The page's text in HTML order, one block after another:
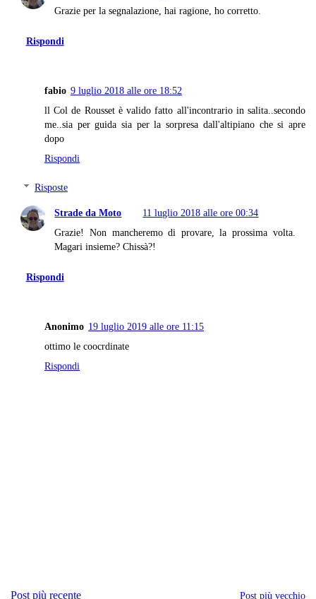
Grazie per la segnalazione, hai ragione, ho corretto.
Rispondi
fabio 9 luglio 2018 alle ore 18:52
ll Col de Rousset è valido fatto all'incontrario in salita..secondo
me..sia per guida sia per la sorpresa dall'altipiano che si apre
dopo
Rispondi
Risposte
Strade da Moto
11 luglio 2018 alle ore 00:34
Grazie! Non mancheremo di provare, la prossima volta.
Magari insieme? Chissà?!
Rispondi
Anonimo 19 luglio 2019 alle ore 11:15
ottimo le coocrdinate
Rispondi
Post più recente Post più vecchio